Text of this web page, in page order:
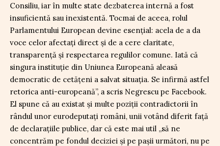
Consiliu, iar în multe state dezbaterea internă a fost
insuficientă sau inexistentă. Tocmai de aceea, rolul
Parlamentului European devine esențial: acela de a da
voce celor afectați direct și de a cere claritate,
transparență și respectarea regulilor comune. Iată că
singura instituție din Uniunea Europeană aleasă
democratic de cetățeni a salvat situația. Se infirmă astfel
retorica anti-europeană”, a scris Negrescu pe Facebook.
El spune că au existat și multe poziții contradictorii în
rândul unor eurodeputați români, unii votând diferit față
de declarațiile publice, dar că este mai util „să ne
concentrăm pe fondul deciziei și pe pașii următori, nu pe